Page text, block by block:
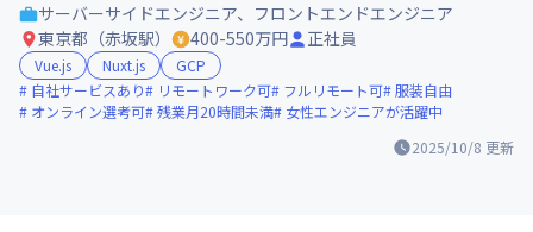
2025/10/8 更新
サーバーサイドエンジニア、フロントエンドエンジニア
東京都（赤坂駅）
400-550万円 正社員
Vue.js Nuxt.js
GCP
自社サービスあり
リモートワーク可 フルリモート可 服装自由
オンライン選考可 残業月20時間未満 女性エンジニアが活躍中